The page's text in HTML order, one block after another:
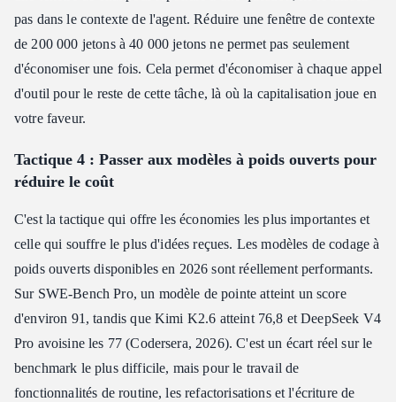
pas dans le contexte de l'agent. Réduire une fenêtre de contexte
de 200 000 jetons à 40 000 jetons ne permet pas seulement
d'économiser une fois. Cela permet d'économiser à chaque appel
d'outil pour le reste de cette tâche, là où la capitalisation joue en
votre faveur.
Tactique 4 : Passer aux modèles à poids ouverts pour
réduire le coût
C'est la tactique qui offre les économies les plus importantes et
celle qui souffre le plus d'idées reçues. Les modèles de codage à
poids ouverts disponibles en 2026 sont réellement performants.
Sur SWE-Bench Pro, un modèle de pointe atteint un score
d'environ 91, tandis que Kimi K2.6 atteint 76,8 et DeepSeek V4
Pro avoisine les 77 (Codersera, 2026). C'est un écart réel sur le
benchmark le plus difficile, mais pour le travail de
fonctionnalités de routine, les refactorisations et l'écriture de